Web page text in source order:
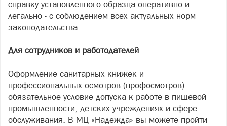
справку установленного образца оперативно и
легально - с соблюдением всех актуальных норм
законодательства.
Для сотрудников и работодателей
Оформление санитарных книжек и
профессиональных осмотров (профосмотров) -
обязательное условие допуска к работе в пищевой
промышленности, детских учреждениях и сфере
обслуживания. В МЦ «Надежда» вы можете пройти